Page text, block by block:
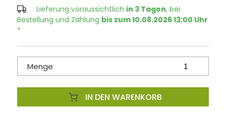
Lieferung voraussichtlich in 3 Tagen, bei
Bestellung und Zahlung bis zum 10.08.2026 13:00 Uhr
*
Menge
IN DEN WARENKORB